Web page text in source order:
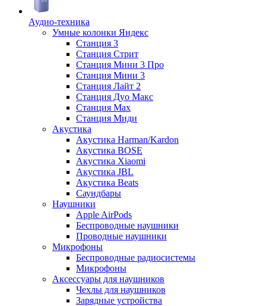
Аудио-техника
Умные колонки Яндекс
Станция 3
Станция Стрит
Станция Мини 3 Про
Станция Мини 3
Станция Лайт 2
Станция Дуо Макс
Станция Max
Станция Миди
Акустика
Акустика Harman/Kardon
Акустика BOSE
Акустика Xiaomi
Акустика JBL
Акустика Beats
Саундбары
Наушники
Apple AirPods
Беспроводные наушники
Проводные наушники
Микрофоны
Беспроводные радиосистемы
Микрофоны
Аксессуары для наушников
Чехлы для наушников
Зарядные устройства